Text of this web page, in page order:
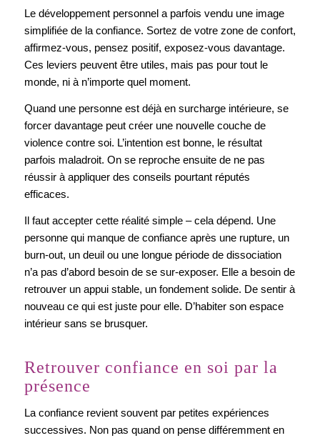
Le développement personnel a parfois vendu une image
simplifiée de la confiance. Sortez de votre zone de confort,
affirmez-vous, pensez positif, exposez-vous davantage.
Ces leviers peuvent être utiles, mais pas pour tout le
monde, ni à n’importe quel moment.
Quand une personne est déjà en surcharge intérieure, se
forcer davantage peut créer une nouvelle couche de
violence contre soi. L’intention est bonne, le résultat
parfois maladroit. On se reproche ensuite de ne pas
réussir à appliquer des conseils pourtant réputés
efficaces.
Il faut accepter cette réalité simple – cela dépend. Une
personne qui manque de confiance après une rupture, un
burn-out, un deuil ou une longue période de dissociation
n’a pas d’abord besoin de se sur-exposer. Elle a besoin de
retrouver un appui stable, un fondement solide. De sentir à
nouveau ce qui est juste pour elle. D’habiter son espace
intérieur sans se brusquer.
Retrouver confiance en soi par la
présence
La confiance revient souvent par petites expériences
successives. Non pas quand on pense différemment en